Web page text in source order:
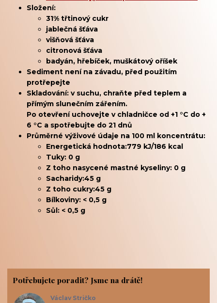
Složení:
31% třtinový cukr
jablečná šťáva
višňová šťáva
citronová šťáva
badyán, hřebíček, muškátový oříšek
Sediment není na závadu, před použitím
protřepejte
Skladování: v suchu, chraňte před teplem a
přímým slunečním zářením.
Po otevření uchovejte v chladničce od +1 °C do +
6 °C a spotřebujte do 21 dnů
Průměrné výživové údaje na 100 ml koncentrátu:
Energetická hodnota:779 kJ/186 kcal
Tuky: 0 g
Z toho nasycené mastné kyseliny: 0 g
Sacharidy:45 g
Z toho cukry:45 g
Bílkoviny: < 0,5 g
Sůl: < 0,5 g
Potřebujete poradit? Jsme na drátě!
Václav Stričko